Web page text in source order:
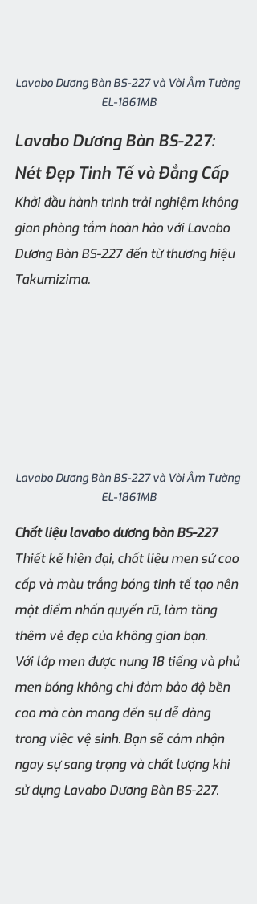
Lavabo Dương Bàn BS-227 và Vòi Âm Tường
EL-1861MB
Lavabo Dương Bàn BS-227:
Nét Đẹp Tinh Tế và Đẳng Cấp
Khởi đầu hành trình trải nghiệm không
gian phòng tắm hoàn hảo với Lavabo
Dương Bàn BS-227 đến từ thương hiệu
Takumizima.
Lavabo Dương Bàn BS-227 và Vòi Âm Tường
EL-1861MB
Chất liệu lavabo dương bàn BS-227
Thiết kế hiện đại, chất liệu men sứ cao
cấp và màu trắng bóng tinh tế tạo nên
một điểm nhấn quyến rũ, làm tăng
thêm vẻ đẹp của không gian bạn.
Với lớp men được nung 18 tiếng và phủ
men bóng không chỉ đảm bảo độ bền
cao mà còn mang đến sự dễ dàng
trong việc vệ sinh. Bạn sẽ cảm nhận
ngay sự sang trọng và chất lượng khi
sử dụng Lavabo Dương Bàn BS-227.